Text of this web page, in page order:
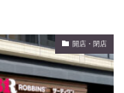
開店・閉店